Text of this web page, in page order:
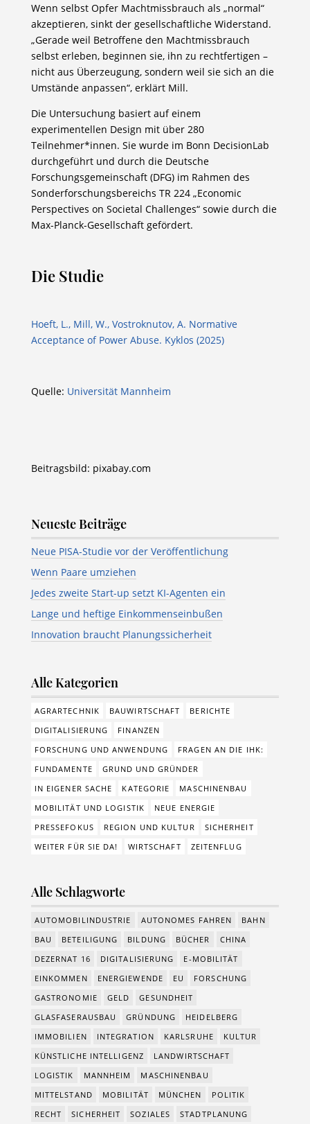
Wenn selbst Opfer Machtmissbrauch als „normal“
akzeptieren, sinkt der gesellschaftliche Widerstand.
„Gerade weil Betroffene den Machtmissbrauch
selbst erleben, beginnen sie, ihn zu rechtfertigen –
nicht aus Überzeugung, sondern weil sie sich an die
Umstände anpassen“, erklärt Mill.
Die Untersuchung basiert auf einem
experimentellen Design mit über 280
Teilnehmer*innen. Sie wurde im Bonn DecisionLab
durchgeführt und durch die Deutsche
Forschungsgemeinschaft (DFG) im Rahmen des
Sonderforschungsbereichs TR 224 „Economic
Perspectives on Societal Challenges“ sowie durch die
Max-Planck-Gesellschaft gefördert.
Die Studie
Hoeft, L., Mill, W., Vostroknutov, A. Normative
Acceptance of Power Abuse. Kyklos (2025)
Quelle: Universität Mannheim
Beitragsbild: pixabay.com
Neueste Beiträge
Neue PISA-Studie vor der Veröffentlichung
Wenn Paare umziehen
Jedes zweite Start-up setzt KI-Agenten ein
Lange und heftige Einkommenseinbußen
Innovation braucht Planungssicherheit
Alle Kategorien
AGRARTECHNIK BAUWIRTSCHAFT
BERICHTE
DIGITALISIERUNG
FINANZEN
FORSCHUNG UND ANWENDUNG
FRAGEN AN DIE IHK:
FUNDAMENTE
GRUND UND GRÜNDER
IN EIGENER SACHE
KATEGORIE
MASCHINENBAU
MOBILITÄT UND LOGISTIK
NEUE ENERGIE
PRESSEFOKUS
REGION UND KULTUR
SICHERHEIT
WEITER FÜR SIE DA!
WIRTSCHAFT ZEITENFLUG
Alle Schlagworte
AUTOMOBILINDUSTRIE AUTONOMES FAHREN
BAHN
BAU
BETEILIGUNG BILDUNG BÜCHER
CHINA
DEZERNAT 16
DIGITALISIERUNG
E-MOBILITÄT
EINKOMMEN
ENERGIEWENDE EU
FORSCHUNG
GASTRONOMIE
GELD
GESUNDHEIT
GLASFASERAUSBAU
GRÜNDUNG
HEIDELBERG
IMMOBILIEN
INTEGRATION KARLSRUHE
KULTUR
KÜNSTLICHE INTELLIGENZ
LANDWIRTSCHAFT
LOGISTIK
MANNHEIM
MASCHINENBAU
MITTELSTAND
MOBILITÄT MÜNCHEN
POLITIK
RECHT
SICHERHEIT SOZIALES STADTPLANUNG